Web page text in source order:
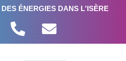
ÉNERGIES DANS L'ISÈRE